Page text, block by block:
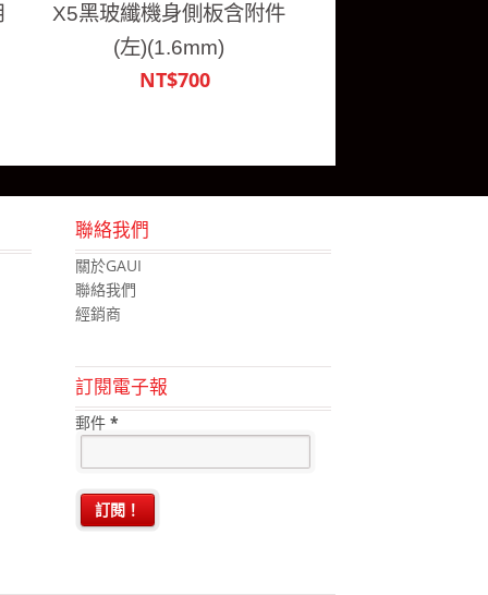
X5黑玻纖機身側板含附件
(左)(1.6mm)
NT$700
聯絡我們
關於GAUI
聯絡我們
經銷商
訂閱電子報
郵件*